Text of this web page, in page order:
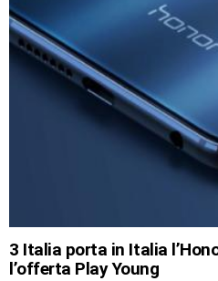
3 Italia porta in Italia
l’offerta Play Young